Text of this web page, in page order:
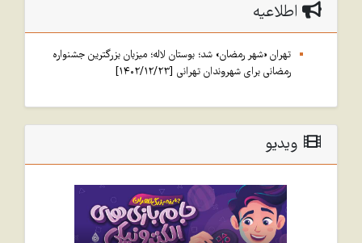
اطلاعیه
تهران «شهر رمضان» شد؛ بوستان لاله؛ میزبان بزرگترین جشنواره
رمضانی برای شهروندان تهرانی [1402/12/23]
ویدیو